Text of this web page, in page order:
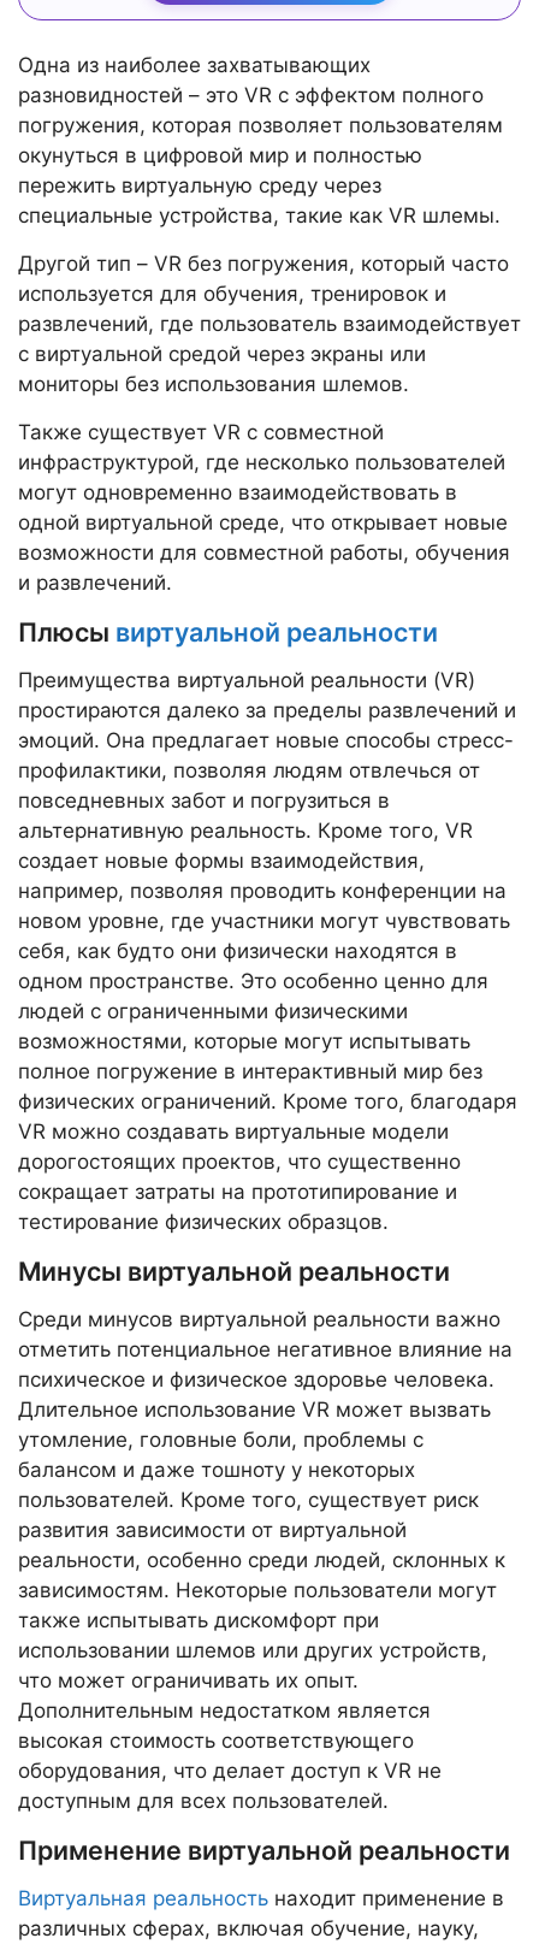
Одна из наиболее захватывающих
разновидностей – это VR с эффектом полного
погружения, которая позволяет пользователям
окунуться в цифровой мир и полностью
пережить виртуальную среду через
специальные устройства, такие как VR шлемы.
Другой тип – VR без погружения, который часто
используется для обучения, тренировок и
развлечений, где пользователь взаимодействует
с виртуальной средой через экраны или
мониторы без использования шлемов.
Также существует VR с совместной
инфраструктурой, где несколько пользователей
могут одновременно взаимодействовать в
одной виртуальной среде, что открывает новые
возможности для совместной работы, обучения
и развлечений.
Плюсы виртуальной реальности
Преимущества виртуальной реальности (VR)
простираются далеко за пределы развлечений и
эмоций. Она предлагает новые способы стресс-
профилактики, позволяя людям отвлечься от
повседневных забот и погрузиться в
альтернативную реальность. Кроме того, VR
создает новые формы взаимодействия,
например, позволяя проводить конференции на
новом уровне, где участники могут чувствовать
себя, как будто они физически находятся в
одном пространстве. Это особенно ценно для
людей с ограниченными физическими
возможностями, которые могут испытывать
полное погружение в интерактивный мир без
физических ограничений. Кроме того, благодаря
VR можно создавать виртуальные модели
дорогостоящих проектов, что существенно
сокращает затраты на прототипирование и
тестирование физических образцов.
Минусы виртуальной реальности
Среди минусов виртуальной реальности важно
отметить потенциальное негативное влияние на
психическое и физическое здоровье человека.
Длительное использование VR может вызвать
утомление, головные боли, проблемы с
балансом и даже тошноту у некоторых
пользователей. Кроме того, существует риск
развития зависимости от виртуальной
реальности, особенно среди людей, склонных к
зависимостям. Некоторые пользователи могут
также испытывать дискомфорт при
использовании шлемов или других устройств,
что может ограничивать их опыт.
Дополнительным недостатком является
высокая стоимость соответствующего
оборудования, что делает доступ к VR не
доступным для всех пользователей.
Применение виртуальной реальности
Виртуальная реальность находит применение в
различных сферах, включая обучение, науку,